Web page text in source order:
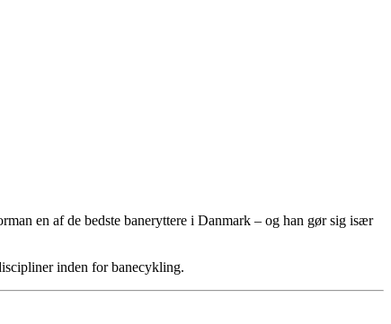
en af de bedste baneryttere i Danmark – og han gør sig især
inden for banecykling.